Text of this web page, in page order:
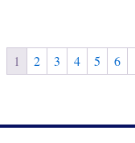
The
1 2 3 4 5 6